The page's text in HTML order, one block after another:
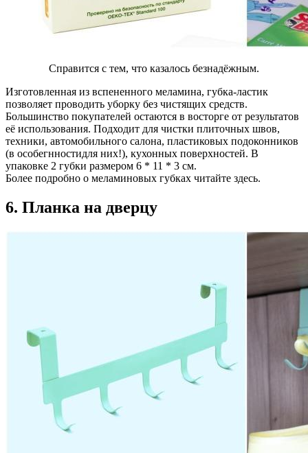
Справится с тем, что казалось безнадёжным.
Изготовленная из вспененного меламина, губка-ластик
позволяет проводить уборку без чистящих средств.
Большинство покупателей остаются в восторге от результатов
её использования. Подходит для чистки плиточных швов,
техники, автомобильного салона, пластиковых подоконников
(в особегнностидля них!), кухонных поверхностей. В
упаковке 2 губки размером 6 * 11 * 3 см.
Более подробно о меламиновых губках читайте здесь.
6. Планка на дверцу